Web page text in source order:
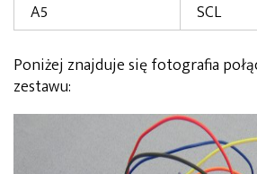
A5
SCL
Poniżej znajduje się fotografia
zestawu: